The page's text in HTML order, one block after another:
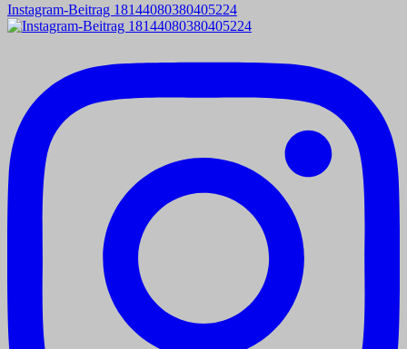
Instagram-Beitrag 18144080380405224